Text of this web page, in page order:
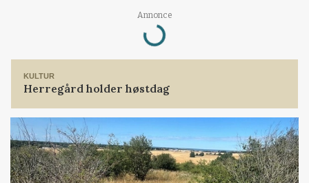
Annonce
Loading...
KULTUR
Herregård holder høstdag